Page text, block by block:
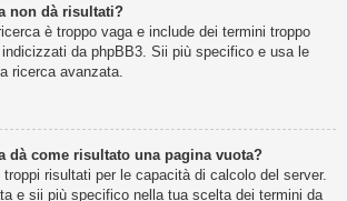
non dà risultati?
è troppo vaga e include dei termini troppo
da phpBB3. Sii più specifico e usa le
ricerca avanzata.
dà come risultato una pagina vuota?
troppi risultati per le capacità di calcolo del server.
e sii più specifico nella tua scelta dei termini da